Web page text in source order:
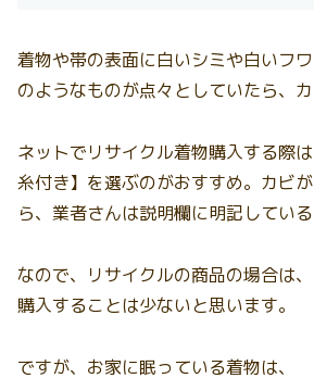
着物や帯の表面に白いシミや白いフ
のようなものが点々としていたら、
ネットでリサイクル着物購入する際
糸付き】を選ぶのがおすすめ。カビ
ら、業者さんは説明欄に明記している
なので、リサイクルの商品の場合は
購入することは少ないと思います。
ですが、お家に眠っている着物は、